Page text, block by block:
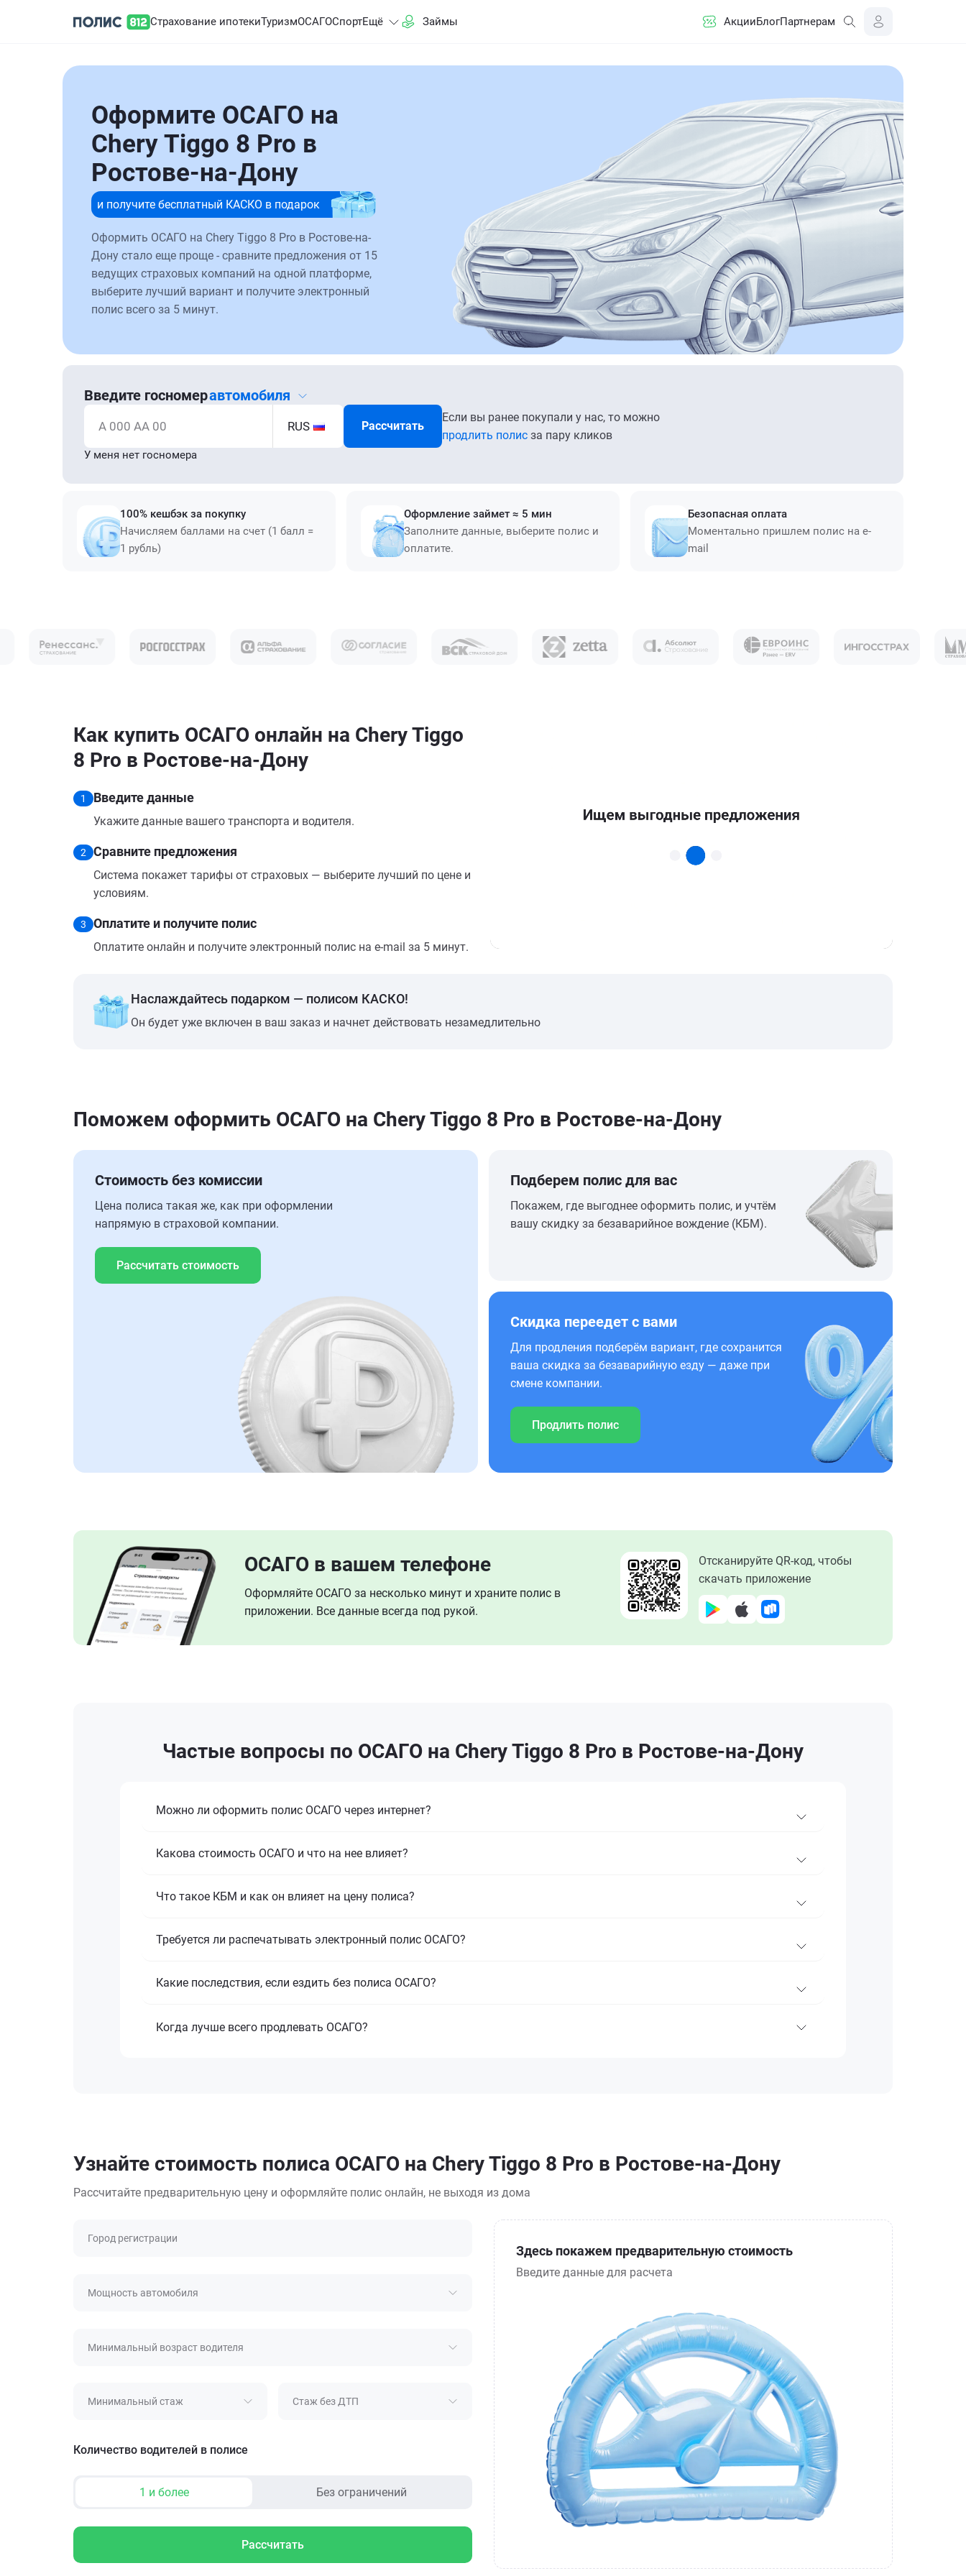
Страхование ипотекиТуризмОСАГОСпортЕщё Займы АкцииБлогПартнерам
Оформите ОСАГО на
Chery Tiggo 8 Pro в
Ростове-на-Дону
и получите бесплатный КАСКО в подарок
Оформить ОСАГО на Chery Tiggo 8 Pro в Ростове-на-
Дону стало еще проще - сравните предложения от 15
ведущих страховых компаний на одной платформе,
выберите лучший вариант и получите электронный
полис всего за 5 минут.
Введите госномеравтомобиля
А 000 АА 00 RUS Рассчитать
Если вы ранее покупали у нас, то можно
продлить полис за пару кликов
У меня нет госномера
100% кешбэк за покупку
Начисляем баллами на счет (1 балл =
1 рубль)
Оформление займет ≈ 5 мин
Заполните данные, выберите полис и
оплатите.
Безопасная оплата
Моментально пришлем полис на e-
mail
Как купить ОСАГО онлайн на Chery Tiggo
8 Pro в Ростове-на-Дону
1 Введите данные
Укажите данные вашего транспорта и водителя.
2 Сравните предложения
Система покажет тарифы от страховых — выберите лучший по цене и
условиям.
3 Оплатите и получите полис
Оплатите онлайн и получите электронный полис на e-mail за 5 минут.
Наслаждайтесь подарком — полисом КАСКО!
Он будет уже включен в ваш заказ и начнет действовать незамедлительно
Поможем оформить ОСАГО на Chery Tiggo 8 Pro в Ростове-на-Дону
Стоимость без комиссии
Цена полиса такая же, как при оформлении
напрямую в страховой компании.
Рассчитать стоимость
Подберем полис для вас
Покажем, где выгоднее оформить полис, и учтём
вашу скидку за безаварийное вождение (КБМ).
Скидка переедет с вами
Для продления подберём вариант, где сохранится
ваша скидка за безаварийную езду — даже при
смене компании.
Продлить полис
ОСАГО в вашем телефоне
Оформляйте ОСАГО за несколько минут и храните полис в
приложении. Все данные всегда под рукой.
Отсканируйте QR-код, чтобы
скачать приложение
Частые вопросы по ОСАГО на Chery Tiggo 8 Pro в Ростове-на-Дону
Можно ли оформить полис ОСАГО через интернет?
Какова стоимость ОСАГО и что на нее влияет?
Что такое КБМ и как он влияет на цену полиса?
Требуется ли распечатывать электронный полис ОСАГО?
Какие последствия, если ездить без полиса ОСАГО?
Когда лучше всего продлевать ОСАГО?
Узнайте стоимость полиса ОСАГО на Chery Tiggo 8 Pro в Ростове-на-Дону
Рассчитайте предварительную цену и оформляйте полис онлайн, не выходя из дома
Город регистрации
Мощность автомобиля
Минимальный возраст водителя
Минимальный стаж Стаж без ДТП
Количество водителей в полисе
1 и более Без ограничений
Рассчитать
Здесь покажем предварительную стоимость
Введите данные для расчета